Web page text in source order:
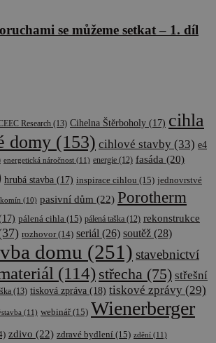
se můžeme setkat – 1. díl
Research (13) Cihelna Štěrboholy (17) cihla
domy (153) cihlové stavby (33) e4
energetická náročnost (11) energie (12) fasáda (20)
hrubá stavba (17) inspirace cihlou (15) jednovrstvé
komín (10) pasivní dům (22) Porotherm
pálená cihla (15) pálená taška (12) rekonstrukce
rozhovor(14) seriál (26) soutěž (28)
domu (251) stavebnictví
(114) střecha (75) střešní
(13) tisková zpráva (18) tiskové zprávy (29)
(11) webinář(15) Wienerberger
zdivo (22) zdravé bydlení (15) zdění (11)